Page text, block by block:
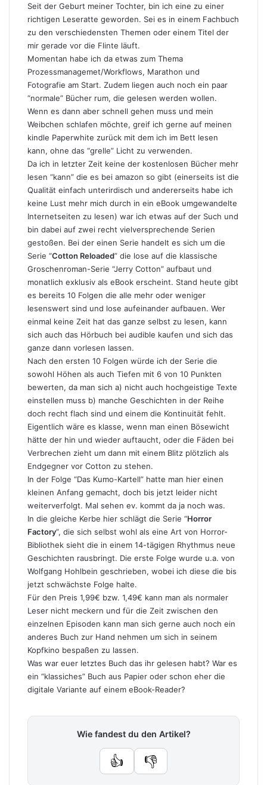
Seit der Geburt meiner Tochter, bin ich eine zu einer
richtigen Leseratte geworden. Sei es in einem Fachbuch
zu den verschiedensten Themen oder einem Titel der
mir gerade vor die Flinte läuft.
Momentan habe ich da etwas zum Thema
Prozessmanagemet/Workflows, Marathon und
Fotografie am Start. Zudem liegen auch noch ein paar
“normale” Bücher rum, die gelesen werden wollen.
Wenn es dann aber schnell gehen muss und mein
Weibchen schlafen möchte, greif ich gerne auf meinen
kindle Paperwhite zurück mit dem ich im Bett lesen
kann, ohne das “grelle” Licht zu verwenden.
Da ich in letzter Zeit keine der kostenlosen Bücher mehr
lesen “kann” die es bei amazon so gibt (einerseits ist die
Qualität einfach unterirdisch und andererseits habe ich
keine Lust mehr mich durch in ein eBook umgewandelte
Internetseiten zu lesen) war ich etwas auf der Such und
bin dabei auf zwei recht vielversprechende Serien
gestoßen. Bei der einen Serie handelt es sich um die
Serie “Cotton Reloaded” die lose auf die klassische
Groschenroman-Serie “Jerry Cotton” aufbaut und
monatlich exklusiv als eBook erscheint. Stand heute gibt
es bereits 10 Folgen die alle mehr oder weniger
lesenswert sind und lose aufeinander aufbauen. Wer
einmal keine Zeit hat das ganze selbst zu lesen, kann
sich auch das Hörbuch bei audible kaufen und sich das
ganze dann vorlesen lassen.
Nach den ersten 10 Folgen würde ich der Serie die
sowohl Höhen als auch Tiefen mit 6 von 10 Punkten
bewerten, da man sich a) nicht auch hochgeistige Texte
einstellen muss b) manche Geschichten in der Reihe
doch recht flach sind und einem die Kontinuität fehlt.
Eigentlich wäre es klasse, wenn man einen Bösewicht
hätte der hin und wieder auftaucht, oder die Fäden bei
Verbrechen zieht um dann mit einem Blitz plötzlich als
Endgegner vor Cotton zu stehen.
In der Folge “Das Kumo-Kartell” hatte man hier einen
kleinen Anfang gemacht, doch bis jetzt leider nicht
weiterverfolgt. Mal sehen ev. kommt da ja noch was.
In die gleiche Kerbe hier schlägt die Serie “Horror
Factory”, die sich selbst wohl als eine Art von Horror-
Bibliothek sieht die in einem 14-tägigen Rhythmus neue
Geschichten rausbringt. Die erste Folge wurde u.a. von
Wolfgang Hohlbein geschrieben, wobei ich diese die bis
jetzt schwächste Folge halte.
Für den Preis 1,99€ bzw. 1,49€ kann man als normaler
Leser nicht meckern und für die Zeit zwischen den
einzelnen Episoden kann man sich gerne auch noch ein
anderes Buch zur Hand nehmen um sich in seinem
Kopfkino bespaßen zu lassen.
Was war euer letztes Buch das ihr gelesen habt? War es
ein “klassiches” Buch aus Papier oder schon eher die
digitale Variante auf einem eBook-Reader?
Wie fandest du den Artikel?
👍 👎